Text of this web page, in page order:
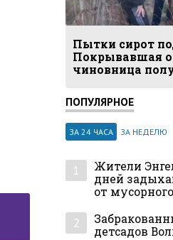
Пытки сирот
Покрывавшая
чиновница
ПОПУЛЯРНОЕ
ЗА 24 ЧАСА ЗА НЕДЕЛЮ
1
Жители
дней
от
2
детсадов